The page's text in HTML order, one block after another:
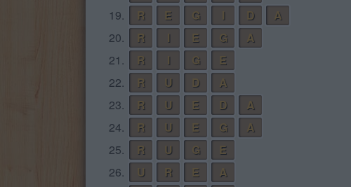
19.
R E G D
A
20.
R E G
A
21.
R G
E
22.
R U D
A
23.
R U E D
A
24.
R U E G
A
25.
R U G
E
26.
U R E
A